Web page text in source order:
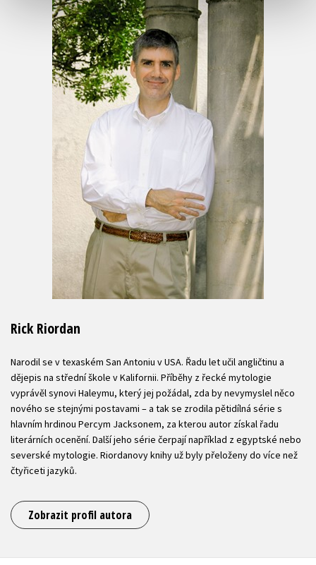
Rick Riordan
Narodil se v texaském San Antoniu v USA. Řadu let učil angličtinu a
dějepis na střední škole v Kalifornii. Příběhy z řecké mytologie
vyprávěl synovi Haleymu, který jej požádal, zda by nevymyslel něco
nového se stejnými postavami – a tak se zrodila pětidílná série s
hlavním hrdinou Percym Jacksonem, za kterou autor získal řadu
literárních ocenění. Další jeho série čerpají například z egyptské nebo
severské mytologie. Riordanovy knihy už byly přeloženy do více než
čtyřiceti jazyků.
Zobrazit profil autora